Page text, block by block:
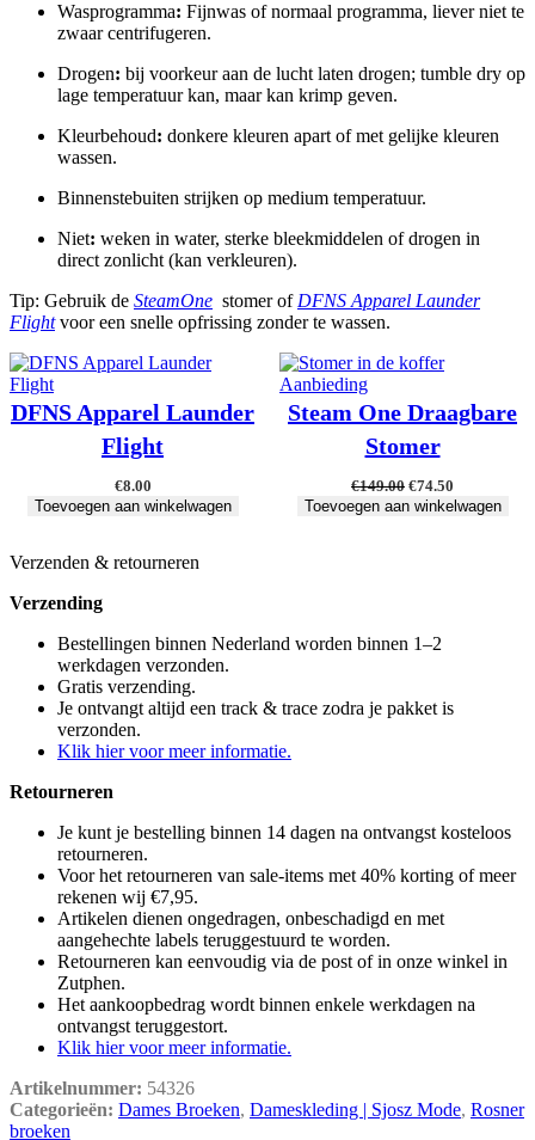
Wasprogramma: Fijnwas of normaal programma, liever niet te
zwaar centrifugeren.
Drogen: bij voorkeur aan de lucht laten drogen; tumble dry op
lage temperatuur kan, maar kan krimp geven.
Kleurbehoud: donkere kleuren apart of met gelijke kleuren
wassen.
Binnenstebuiten strijken op medium temperatuur.
Niet: weken in water, sterke bleekmiddelen of drogen in
direct zonlicht (kan verkleuren).
Tip: Gebruik de SteamOne stomer of DFNS Apparel Launder
Flightvoor een snelle opfrissing zonder te wassen.
DFNS Apparel Launder
Flight
€8.00
Toevoegen aan winkelwagen
AanbiedingProduct
in
de
uitverkoop
Steam One Draagbare
Stomer
€149.00 Oorspronkelijke
prijs
€74.50
prijs
Toevoegen aan winkelwagen
Verzenden & retourneren
Verzending
Bestellingen binnen Nederland worden binnen 1–2
werkdagen verzonden.
Gratis verzending.
Je ontvangt altijd een track & trace zodra je pakket is
verzonden.
Klik hier voor meer informatie.
Retourneren
Je kunt je bestelling binnen 14 dagen na ontvangst kosteloos
retourneren.
Voor het retourneren van sale-items met 40% korting of meer
rekenen wij €7,95.
Artikelen dienen ongedragen, onbeschadigd en met
aangehechte labels teruggestuurd te worden.
Retourneren kan eenvoudig via de post of in onze winkel in
Zutphen.
Het aankoopbedrag wordt binnen enkele werkdagen na
ontvangst teruggestort.
Klik hier voor meer informatie.
Artikelnummer: 54326
Categorieën: Dames Broeken, Dameskleding | Sjosz Mode, Rosner
broeken